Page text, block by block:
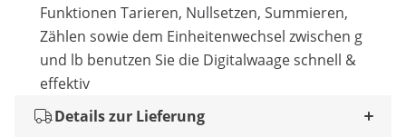
Funktionen Tarieren, Nullsetzen, Summieren,
Zählen sowie dem Einheitenwechsel zwischen g
und lb benutzen Sie die Digitalwaage schnell &
effektiv
Details zur Lieferung